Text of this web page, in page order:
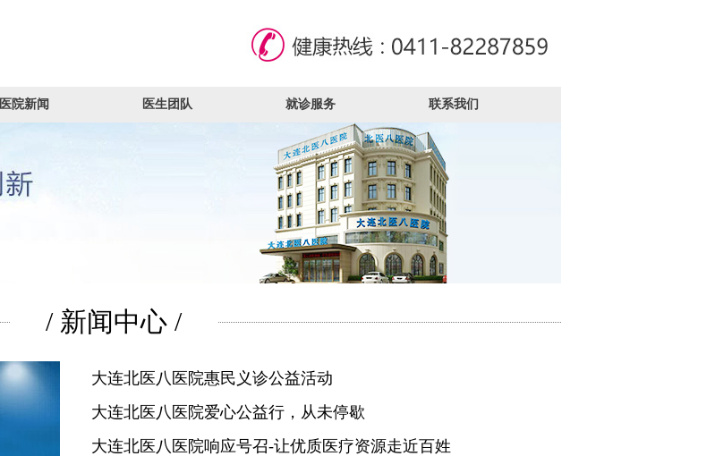
医院新闻 医生团队 就诊服务 联系我们
/ 新闻中心 /
大连北医八医院惠民义诊公益活动
大连北医八医院爱心公益行，从未停歇
大连北医八医院响应号召-让优质医疗资源走近百姓